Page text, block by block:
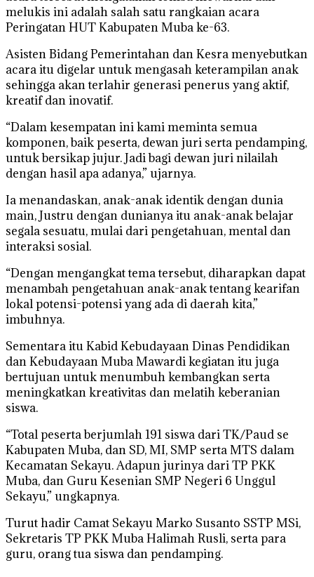
melukis ini adalah salah satu rangkaian acara
Peringatan HUT Kabupaten Muba ke-63.
Asisten Bidang Pemerintahan dan Kesra menyebutkan
acara itu digelar untuk mengasah keterampilan anak
sehingga akan terlahir generasi penerus yang aktif,
kreatif dan inovatif.
“Dalam kesempatan ini kami meminta semua
komponen, baik peserta, dewan juri serta pendamping,
untuk bersikap jujur. Jadi bagi dewan juri nilailah
dengan hasil apa adanya,” ujarnya.
Ia menandaskan, anak-anak identik dengan dunia
main, Justru dengan dunianya itu anak-anak belajar
segala sesuatu, mulai dari pengetahuan, mental dan
interaksi sosial.
“Dengan mengangkat tema tersebut, diharapkan dapat
menambah pengetahuan anak-anak tentang kearifan
lokal potensi-potensi yang ada di daerah kita,”
imbuhnya.
Sementara itu Kabid Kebudayaan Dinas Pendidikan
dan Kebudayaan Muba Mawardi kegiatan itu juga
bertujuan untuk menumbuh kembangkan serta
meningkatkan kreativitas dan melatih keberanian
siswa.
“Total peserta berjumlah 191 siswa dari TK/Paud se
Kabupaten Muba, dan SD, MI, SMP serta MTS dalam
Kecamatan Sekayu. Adapun jurinya dari TP PKK
Muba, dan Guru Kesenian SMP Negeri 6 Unggul
Sekayu,” ungkapnya.
Turut hadir Camat Sekayu Marko Susanto SSTP MSi,
Sekretaris TP PKK Muba Halimah Rusli, serta para
guru, orang tua siswa dan pendamping.